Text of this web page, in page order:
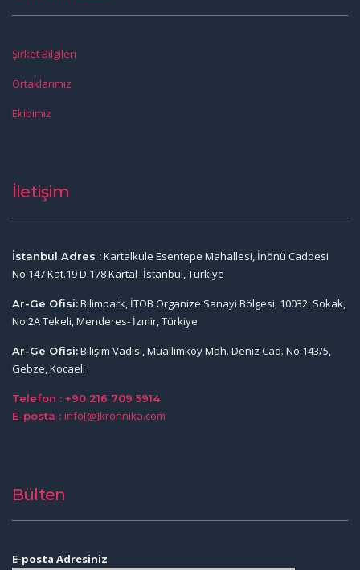
Şirket Bilgileri
Ortaklarımız
Ekibimiz
İletişim
İstanbul Adres :Kartalkule Esentepe Mahallesi, İnönü Caddesi
No.147 Kat.19 D.178 Kartal- İstanbul, Türkiye
Ar-Ge Ofisi:Bilimpark, İTOB Organize Sanayi Bölgesi, 10032. Sokak,
No:2A Tekeli, Menderes- İzmir, Türkiye
Ar-Ge Ofisi:Bilişim Vadisi, Muallimköy Mah. Deniz Cad. No:143/5,
Gebze, Kocaeli
Telefon : +90 216 709 5914
E-posta : info[@]kronnika.com
Bülten
E-posta Adresiniz